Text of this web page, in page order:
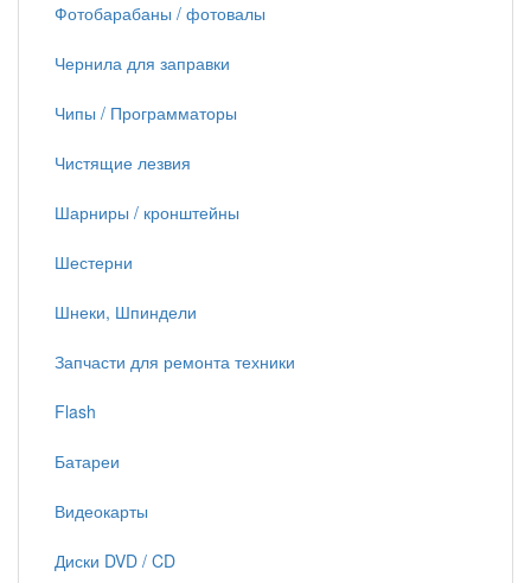
Фотобарабаны / фотовалы
Чернила для заправки
Чипы / Программаторы
Чистящие лезвия
Шарниры / кронштейны
Шестерни
Шнеки, Шпиндели
Запчасти для ремонта техники
Flash
Батареи
Видеокарты
Диски DVD / CD